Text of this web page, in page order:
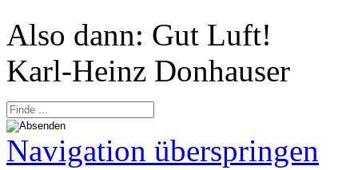
Also dann: Gut Luft!
Karl-Heinz Donhauser
Navigation überspringen